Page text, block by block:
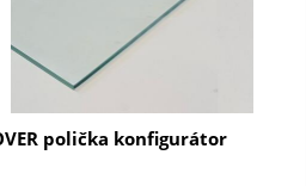
polička konfigurátor